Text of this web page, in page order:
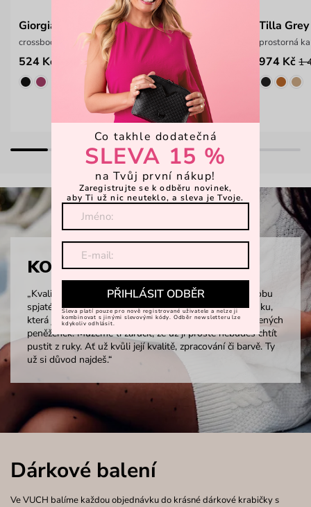
Giorgia Grey
crossbody kabelka z odolného materiálu
524 Kč 699 Kč
Tilla Grey
prostorná
974 Kč 1
KOŽENÉ PENĚŽENKY
„Kvalita a odolnost. Atributy, které jsou už dlouhou dobu
spjaté s kůží a výrobky z ní. Pokud tedy chceš peněženku,
která je investicí na mnoho let, tak vybírej z našich kožených
peněženek. Můžeme ti zaručit, že už ji prostě nebudeš chtít
pustit z ruky. Ať už kvůli její kvalitě, zpracování či barvě. Ty
už si důvod najdeš.“
Dárkové balení
Ve VUCH balíme každou objednávku do krásné dárkové krabičky s
Co takhle dodatečná
SLEVA 15 %
na Tvůj první nákup!
Zaregistrujte se k odběru novinek,
aby Ti už nic neuteklo, a sleva je Tvoje.
PŘIHLÁSIT ODBĚR
Sleva platí pouze pro nově registrované uživatele a nelze ji
kombinovat s jinými slevovými kódy. Odběr newsletteru lze
kdykoliv odhlásit.